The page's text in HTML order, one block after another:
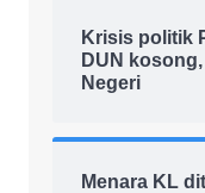
Krisis politik
DUN
Negeri
Menara KL